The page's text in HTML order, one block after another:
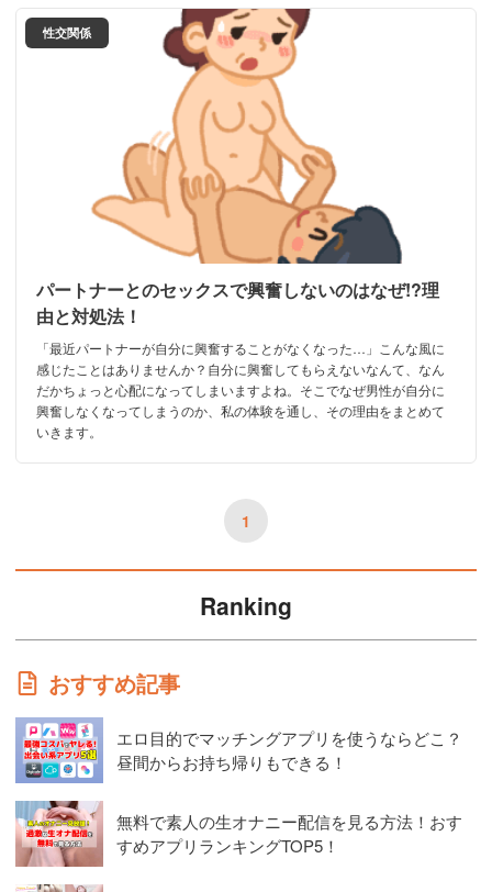
性交関係
パートナーとのセックスで興奮しないのはなぜ!?理
由と対処法！
「最近パートナーが自分に興奮することがなくなった…」こんな風に
感じたことはありませんか？自分に興奮してもらえないなんて、なん
だかちょっと心配になってしまいますよね。そこでなぜ男性が自分に
興奮しなくなってしまうのか、私の体験を通し、その理由をまとめて
いきます。
1
Ranking
おすすめ記事
エロ目的でマッチングアプリを使うならどこ？
昼間からお持ち帰りもできる！
無料で素人の生オナニー配信を見る方法！おす
すめアプリランキングTOP5！